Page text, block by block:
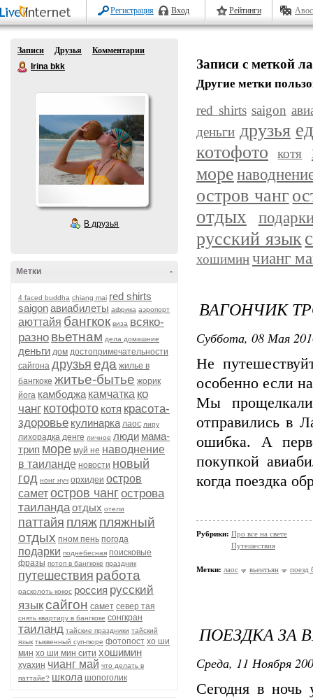
Регистрация Вход Рейтинги
Записи Друзья
Комментарии
Irina bkk
В друзья
-
Метки
4 faced buddha chiang mai red shirts
saigonавиабилеты африка аэропорт
аюттайя бангкок виза всяко-
разно вьетнам дела домашние
деньги дом достопримечательности
сайгона друзья еда жилье в
бангкоке житье-бытье жорик
йога камбоджа камчатка ко
чанг котофото котя красота-
здоровье кулинарка лаос лиру
лихорадка денге личное люди мама-
трип море муй не наводнение
в таиланде новости новый
год нонг нуч орхидеи остров
саметостров чанг острова
таиландаотдых отели
паттайя пляжпляжный
отдых пном пень погода
подарки поднебесная поисковые
фразы потоп в бангкоке праздник
путешествия работа
расколоть кокос россия русский
языксайгон самет север тая
снять квартиру в бангкоке сонгкран
таиланд тайские праздники тайский
язык тыквенный суп-пюре фотопост хо ши
мин хо ши мин сити хошимин
хуахин чианг май что делать в
паттайе? школа шопоголик
Записи с меткой
Другие метки
red shirts saigon
деньги друзья
котофото
котя
море
остров чанг
отдых
русский язык
хошиминчианг
ВАГОНЧИК
Суббота, 08 Мая
Не
особенно если
Мы
отправились в
ошибка. А
покупкой
когда поездка
Рубрики: Про все на свете
Путешествия
Метки: лаос вьентьян поезд
ПОЕЗДКА ЗА
Среда, 11 Ноября
Сегодня в ночь